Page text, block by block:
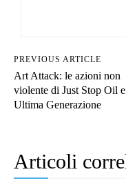
PREVIOUS ARTICLE
Art Attack: le azioni non
violente di Just Stop Oil e
Ultima Generazione
Articoli